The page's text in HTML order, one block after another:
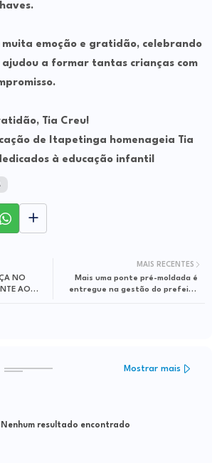
muita emoção e gratidão, celebrando
a formar tantas crianças com
Tia Creu!
de Itapetinga homenageia Tia
à educação infantil
MAIS RECENTES
Mais uma ponte pré-moldada é
entregue na gestão do prefeito
NO
AO
Mostrar mais
Nenhum resultado encontrado